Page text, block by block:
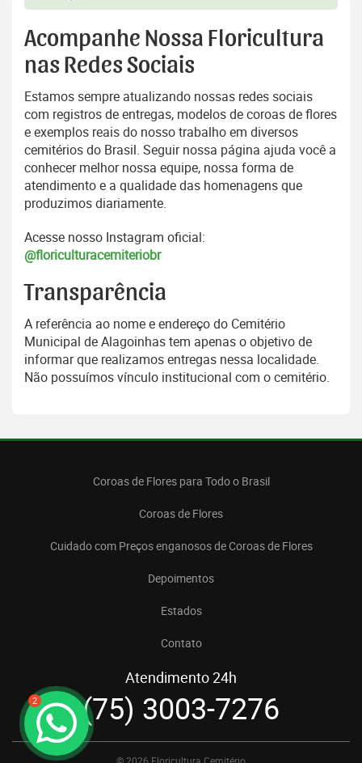
2
Acompanhe Nossa Floricultura
nas Redes Sociais
Estamos sempre atualizando nossas redes sociais
com registros de entregas, modelos de coroas de flores
e exemplos reais do nosso trabalho em diversos
cemitérios do Brasil. Seguir nossa página ajuda você a
conhecer melhor nossa equipe, nossa forma de
atendimento e a qualidade das homenagens que
produzimos diariamente.
Acesse nosso Instagram oficial:
@floriculturacemiteriobr
Transparência
A referência ao nome e endereço do Cemitério
Municipal de Alagoinhas tem apenas o objetivo de
informar que realizamos entregas nessa localidade.
Não possuímos vínculo institucional com o cemitério.
Coroas de Flores para Todo o Brasil
Coroas de Flores
Cuidado com Preços enganosos de Coroas de Flores
Depoimentos
Estados
Contato
Atendimento 24h
(75) 3003-7276